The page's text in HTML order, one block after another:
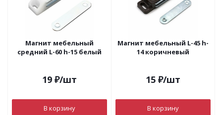
Магнит мебельный
средний L-60 h-15 белый
19 ₽/шт
В корзину
Магнит мебельный L-45 h-
14 коричневый
15 ₽/шт
В корзину